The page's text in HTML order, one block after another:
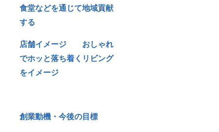
食堂などを通じて地域貢献
する
店舗イメージ おしゃれ
でホッと落ち着くリビング
をイメージ
創業動機・今後の目標